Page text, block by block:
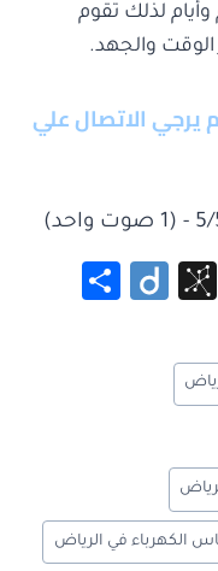
لذلك تقوم
الوقت والجهد.
يرجي الاتصال علي
صوت واحد)
Tu
Bi
S
o
o
m
y
Di
الكهرباء في الرياض